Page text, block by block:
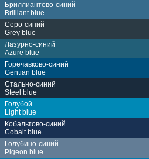
Бриллиантово-синий
Brilliant blue
Серо-синий
Grey blue
Лазурно-синий
Azure blue
Горечавково-синий
Gentian blue
Стально-синий
Steel blue
Голубой
Light blue
Кобальтово-синий
Cobalt blue
Голубино-синий
Pigeon blue